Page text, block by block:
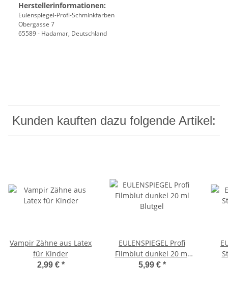
Herstellerinformationen:
Eulenspiegel-Profi-Schminkfarben
Obergasse 7
65589 - Hadamar, Deutschland
Kunden kauften dazu folgende Artikel:
Vampir Zähne aus Latex
für Kinder
2,99 € *
EULENSPIEGEL Profi
Filmblut dunkel 20 ml
Blutgel
5,99 € *